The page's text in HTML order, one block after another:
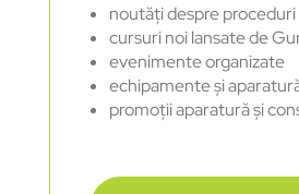
noutăți despre
cursuri noi lansate de
evenimente organizate
echipamente și
promoții aparatură și